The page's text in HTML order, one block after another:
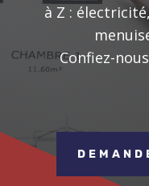
à Z :
Confiez-